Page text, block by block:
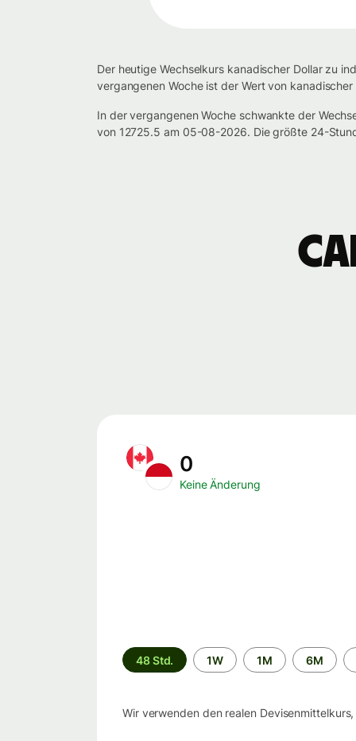
Der heutige Wechselkurs kanadischer Dollar zu
vergangenen Woche ist der Wert von
In der vergangenen Woche schwankte der
von 12725.5 am 05-08-2026. Die größte 24-
0
Keine Änderung
Zeitraum
48 Std. 1W 1M 6M
Wir verwenden den realen